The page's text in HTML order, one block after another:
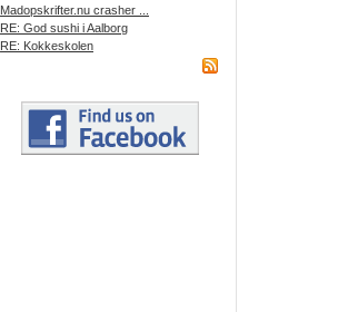
Madopskrifter.nu crasher ...
RE: God sushi i Aalborg
RE: Kokkeskolen